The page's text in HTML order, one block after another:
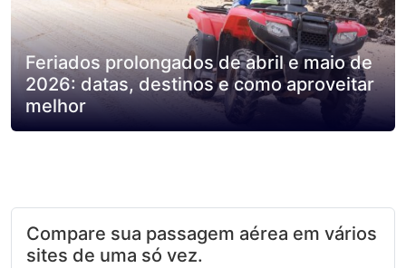
Feriados prolongados de abril e maio de
2026: datas, destinos e como aproveitar
melhor
Compare sua passagem aérea em vários
sites de uma só vez.